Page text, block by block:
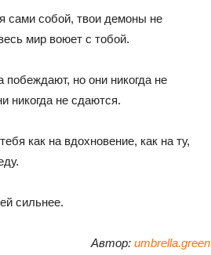
сами собой, твои демоны не
мир воюет с тобой.
но они никогда не
никогда не сдаются.
как на вдохновение, как на ту,
сильнее.
Автор: umbrella.green